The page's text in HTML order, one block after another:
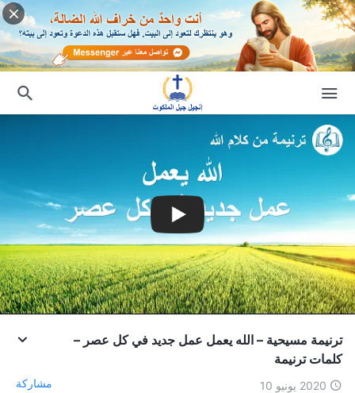
ترنيمة مسيحية – الله يعمل عمل جديد في كل عصر –
كلمات ترنيمة
2020 يونيو 10 مشاركة